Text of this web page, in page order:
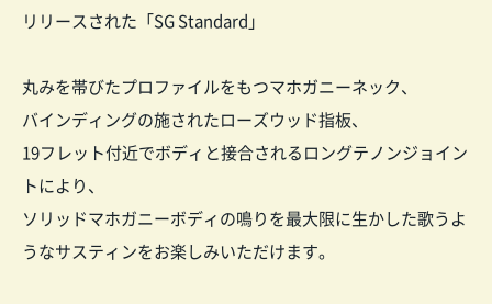
リリースされた「SG Standard」
丸みを帯びたプロファイルをもつマホガニーネック、
バインディングの施されたローズウッド指板、
19フレット付近でボディと接合されるロングテノンジョイン
トにより、
ソリッドマホガニーボディの鳴りを最大限に生かした歌うよ
うなサスティンをお楽しみいただけます。